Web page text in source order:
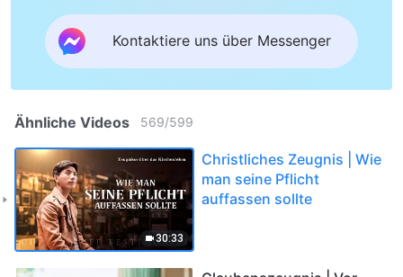
Kontaktiere uns über Messenger
Ähnliche Videos 569/599
30:33
Christliches Zeugnis | Wie
man seine Pflicht
auffassen sollte